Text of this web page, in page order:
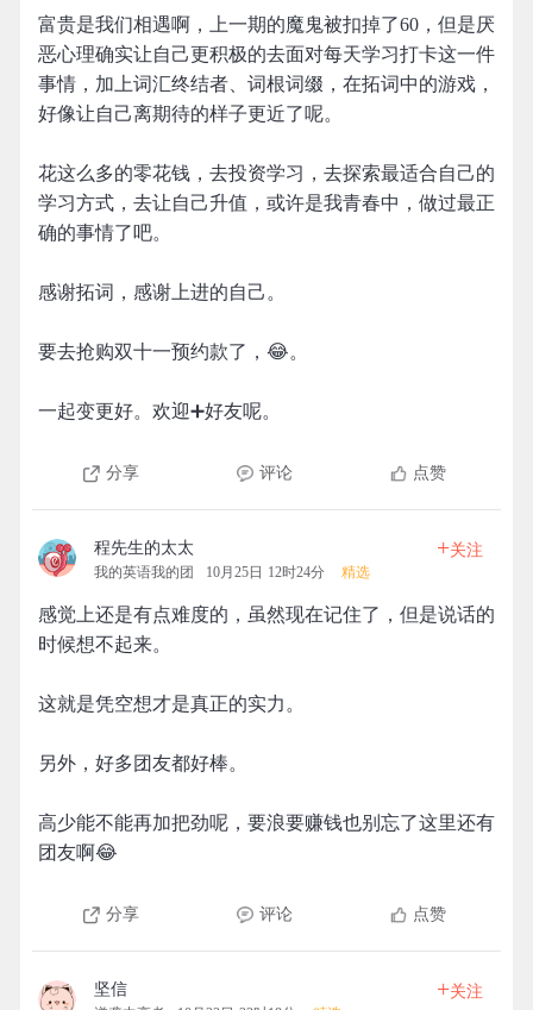
富贵是我们相遇啊，上一期的魔鬼被扣掉了60，但是厌
恶心理确实让自己更积极的去面对每天学习打卡这一件
事情，加上词汇终结者、词根词缀，在拓词中的游戏，
好像让自己离期待的样子更近了呢。
花这么多的零花钱，去投资学习，去探索最适合自己的
学习方式，去让自己升值，或许是我青春中，做过最正
确的事情了吧。
感谢拓词，感谢上进的自己。
要去抢购双十一预约款了，😂。
一起变更好。欢迎➕好友呢。
分享 评论 点赞
程先生的太太
我的英语我的团 10月25日 12时24分 精选
+关注
感觉上还是有点难度的，虽然现在记住了，但是说话的
时候想不起来。
这就是凭空想才是真正的实力。
另外，好多团友都好棒。
高少能不能再加把劲呢，要浪要赚钱也别忘了这里还有
团友啊😂
分享 评论 点赞
坚信 +关注